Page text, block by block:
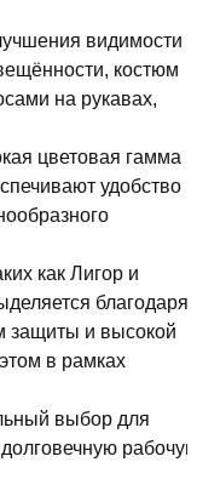
видимости
костюм
на рукавах,
цветовая гамма и
удобство и
как Лигор и
благодаря
защиты и высокой
в рамках
выбор для